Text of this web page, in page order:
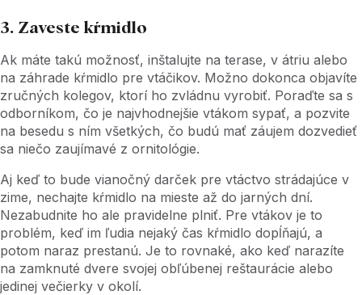
3. Zaveste kŕmidlo
Ak máte takú možnosť, inštalujte na terase, v átriu alebo
na záhrade kŕmidlo pre vtáčikov. Možno dokonca objavíte
zručných kolegov, ktorí ho zvládnu vyrobiť. Poraďte sa s
odborníkom, čo je najvhodnejšie vtákom sypať, a pozvite
na besedu s ním všetkých, čo budú mať záujem dozvedieť
sa niečo zaujímavé z ornitológie.
Aj keď to bude vianočný darček pre vtáctvo strádajúce v
zime, nechajte kŕmidlo na mieste až do jarných dní.
Nezabudnite ho ale pravidelne plniť. Pre vtákov je to
problém, keď im ľudia nejaký čas kŕmidlo dopĺňajú, a
potom naraz prestanú. Je to rovnaké, ako keď narazíte
na zamknuté dvere svojej obľúbenej reštaurácie alebo
jedinej večierky v okolí.